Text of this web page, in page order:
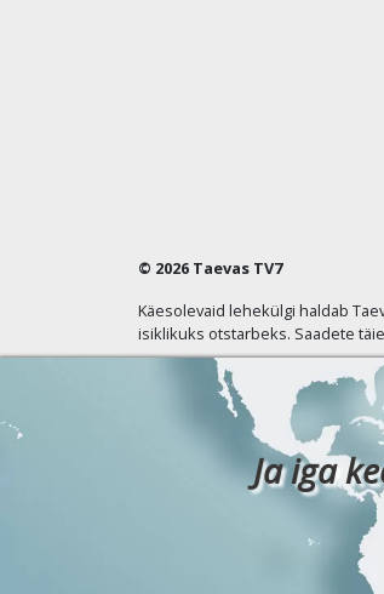
© 2026 Taevas TV7
Käesolevaid lehekülgi haldab
isiklikuks otstarbeks. Saadete
Ja iga